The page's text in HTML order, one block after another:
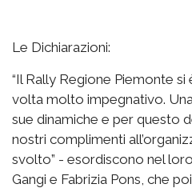
Le Dichiarazioni:
“Il Rally Regione Piemonte
volta molto impegnativo.
sue dinamiche e per questo
nostri complimenti
svolto” - esordiscono nel
Gangi e Fabrizia Pons, che